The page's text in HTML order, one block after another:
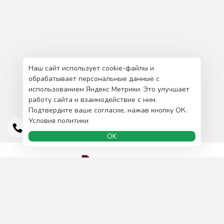
Наш сайт использует cookie-файлы и
обрабатывает персональные данные с
использованием Яндекс Метрики. Это улучшает
работу сайта и взаимодействие с ним.
Подтвердите ваше согласие, нажав кнопку ОК.
Условия политики
OK